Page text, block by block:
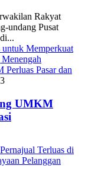
Rakyat
undang Pusat
untuk Memperkuat
Pasar dan
UMKM
Terluas di
Pelanggan